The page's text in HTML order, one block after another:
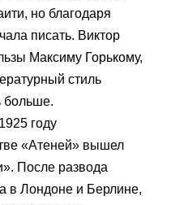
но благодаря
писать. Виктор
Максиму Горькому,
стиль
больше.
году
«Атеней» вышел
После развода
в Лондоне и Берлине,